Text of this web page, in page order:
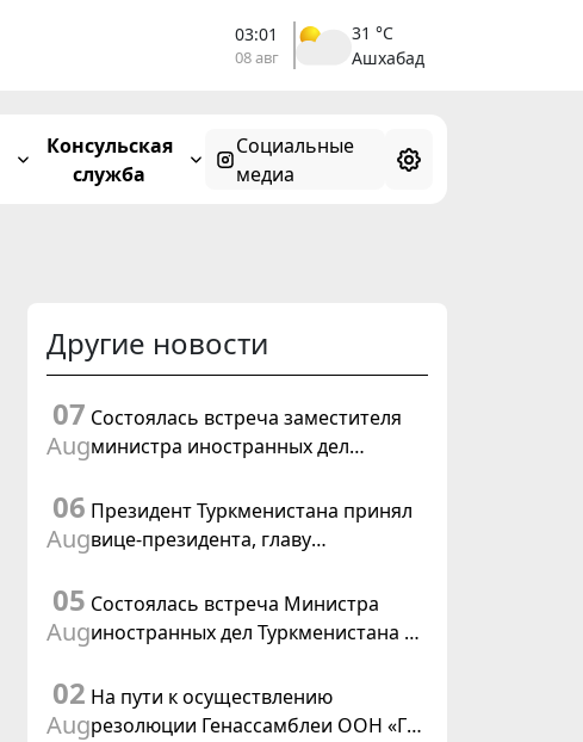
03:01
08 авг
31 °C
Ашхабад
Консульская
служба
Социальные
медиа
Другие новости
07
Aug
Состоялась встреча заместителя
министра иностранных дел
поверенным в делах США в
Туркменистане
06
Aug
Президент Туркменистана принял
вице-президента, главу
иностранных дел Швейцарской
Конфедерации
05
Aug
Состоялась встреча Министра
иностранных дел Туркменистана с
02
Aug
На пути к осуществлению
резолюции Генассамблеи ООН «Год